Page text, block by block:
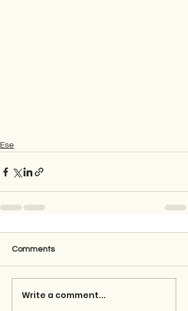
Ese
Comments
Write a comment...